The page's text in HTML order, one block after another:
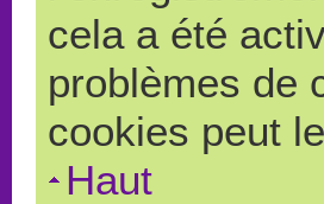
cela a été
problèmes de
cookies peut
Haut